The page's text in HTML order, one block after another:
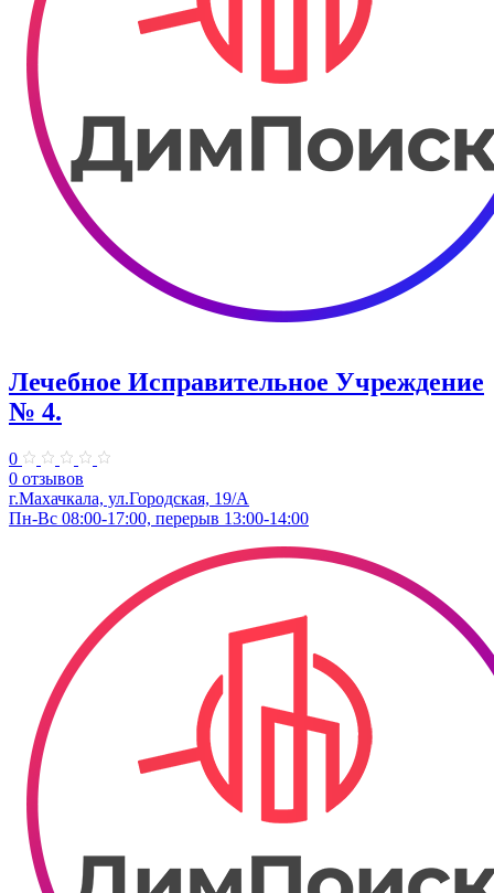
Лечебное Исправительное Учреждение
№ 4.
0
0 отзывов
г.Махачкала, ул.Городская, 19/А
Пн-Вс 08:00-17:00, перерыв 13:00-14:00